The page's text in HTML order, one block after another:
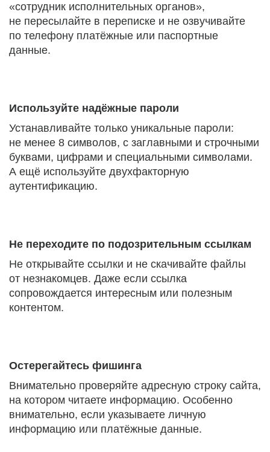
«сотрудник исполнительных органов»,
не пересылайте в переписке и не озвучивайте
по телефону платёжные или паспортные
данные.
Используйте надёжные пароли
Устанавливайте только уникальные пароли:
не менее 8 символов, с заглавными и строчными
буквами, цифрами и специальными символами.
А ещё используйте двухфакторную
аутентификацию.
Не переходите по подозрительным ссылкам
Не открывайте ссылки и не скачивайте файлы
от незнакомцев. Даже если ссылка
сопровождается интересным или полезным
контентом.
Остерегайтесь фишинга
Внимательно проверяйте адресную строку сайта,
на котором читаете информацию. Особенно
внимательно, если указываете личную
информацию или платёжные данные.